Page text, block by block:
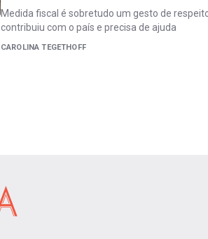
Medida fiscal é sobretudo um gesto de
contribuiu com o país e precisa de ajuda
CAROLINA TEGETHOFF